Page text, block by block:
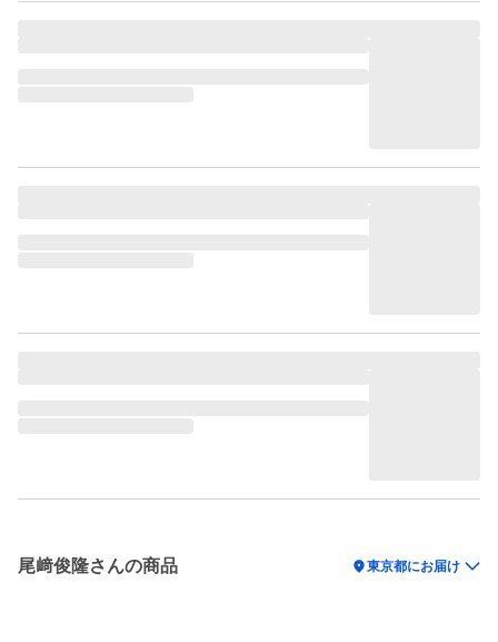
尾﨑俊隆さんの商品 location_on東京都にお届け